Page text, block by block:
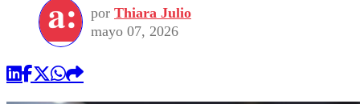
por Thiara Julio
mayo 07, 2026